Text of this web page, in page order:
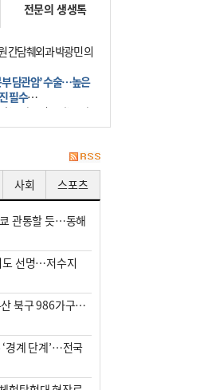
전문의 생생톡
간담췌외과 박광민 의
담관암’ 수술…높은
필수
(클라츠킨 종양)은 좌
는, 담관(담즙 배출 경
악성 종양이다. 간동맥
사회 스포츠
관통할 듯…동해
도 선명…저수지
북구 986가구 정
경계 단계’…전국